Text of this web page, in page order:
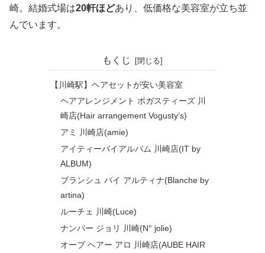
崎。結婚式場は20軒ほどあり、低価格な美容室が立ち並
んでいます。
もくじ
【川崎駅】ヘアセットが安い美容室
ヘアアレンジメント ボガスティーズ 川
崎店(Hair arrangement Vogusty’s)
アミ 川崎店(amie)
アイティーバイアルバム 川崎店(IT by
ALBUM)
ブランシュ バイ アルティナ(Blanche by
artina)
ルーチェ 川崎(Luce)
ナンバー ジョリ 川崎(N° jolie)
オーブ ヘアー アロ 川崎店(AUBE HAIR